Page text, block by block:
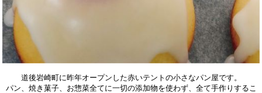
道後岩崎町に昨年オープンした赤いテントの小さなパン屋です。
パン、焼き菓子、お惣菜全てに一切の添加物を使わず、全て手作りするこ